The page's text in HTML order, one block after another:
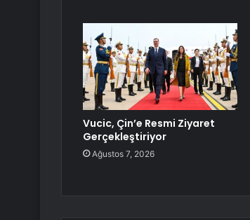
Vucic, Çin’e Resmi Ziyaret
Gerçekleştiriyor
Ağustos 7, 2026